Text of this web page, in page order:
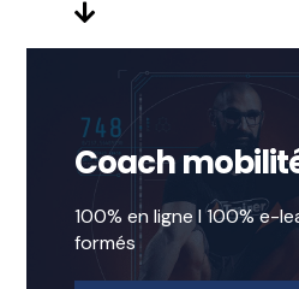

Coach
100% en ligne I 100% e-
formés